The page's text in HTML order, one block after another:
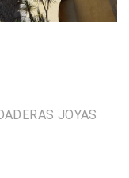
JOYAS